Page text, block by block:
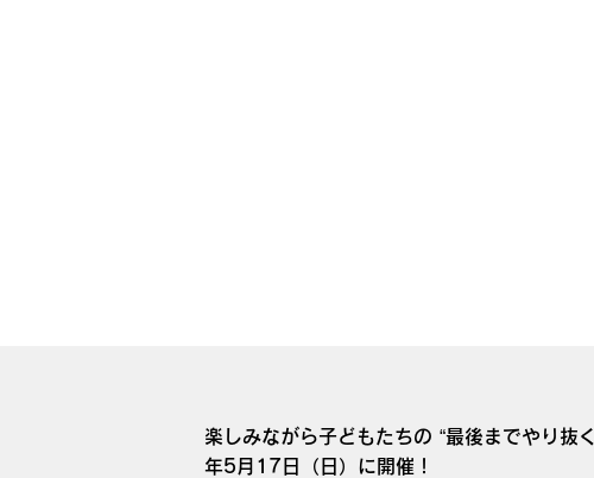
楽しみながら子どもたちの “最後までやり
年5月17日（日）に開催！